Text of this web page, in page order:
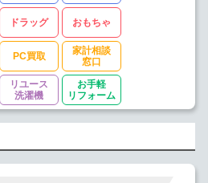
ドラッグ おもちゃ
PC買取
家計相談
窓口
リユース
洗濯機
お手軽
リフォーム